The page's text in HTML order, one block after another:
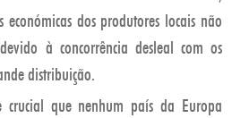
dos produtores locais não
à concorrência desleal com os
distribuição.
crucial que nenhum país da Europa